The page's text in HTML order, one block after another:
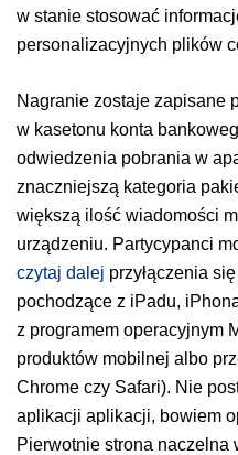
w stanie stosować
personalizacyjnych plików
Nagranie zostaje zapisane
w kasetonu konta
odwiedzenia pobrania w
znaczniejszą kategoria
większą ilość wiadomości
urządzeniu. Partycypanci
czytaj dalej przyłączenia
pochodzące z iPadu,
z programem operacyjnym
produktów mobilnej albo
Chrome czy Safari). Nie
aplikacji aplikacji, bowiem
Pierwotnie strona naczelna